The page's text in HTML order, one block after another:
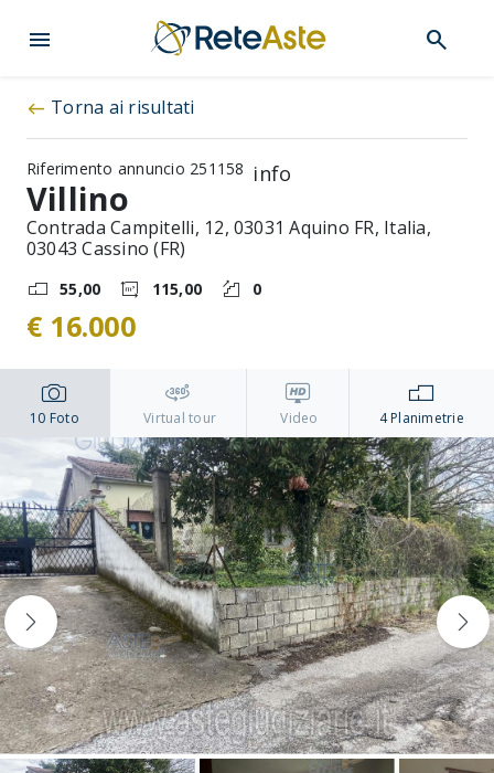
menu search
west Torna ai risultati
Riferimento annuncio 251158 info
Villino
Contrada Campitelli, 12, 03031 Aquino FR, Italia,
03043 Cassino (FR)
55,00 115,00 0
€ 16.000
10 Foto Virtual tour Video 4Planimetrie